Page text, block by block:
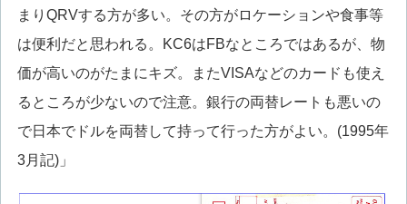
まりQRVする方が多い。その方がロケーションや食事等
は便利だと思われる。KC6はFBなところではあるが、物
価が高いのがたまにキズ。またVISAなどのカードも使え
るところが少ないので注意。銀行の両替レートも悪いの
で日本でドルを両替して持って行った方がよい。(1995年
3月記)」